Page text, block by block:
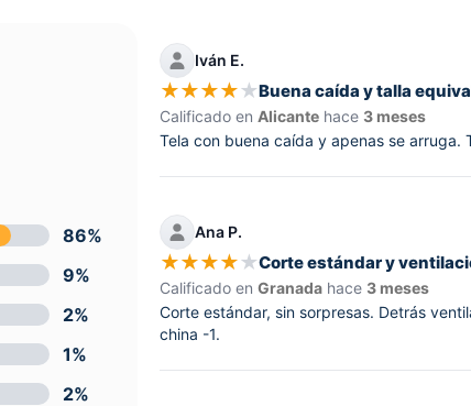
86%
9%
2%
1%
2%
Iván E.
★★★★★Buena caída y talla
Calificado en Alicante hace 3 meses
Tela con buena caída y apenas se arruga.
Ana P.
★★★★★Corte estándar y
Calificado enGranada hace 3 meses
Corte estándar, sin sorpresas. Detrás
china -1.